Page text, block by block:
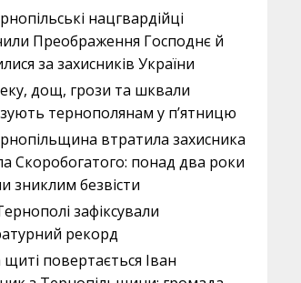
нацгвардійці
Преображення Господнє й
за захисників України
дощ, грози та шквали
тернополянам у п’ятницю
втратила захисника
Скоробогатого: понад два роки
зниклим безвісти
зафіксували
рекорд
повертається Іван